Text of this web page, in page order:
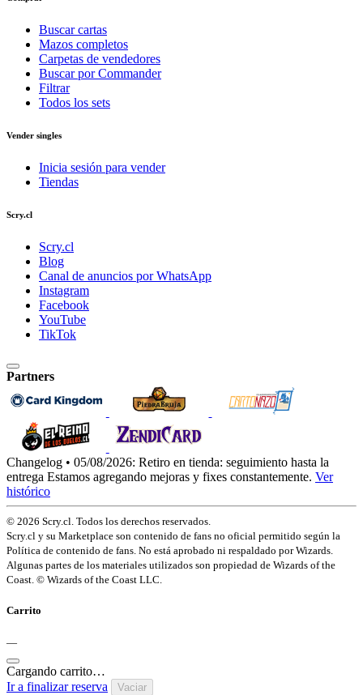
Buscar cartas
Mazos completos
Carpetas de vendedores
Buscar por Commander
Filtrar
Todos los sets
Vender singles
Inicia sesión para vender
Tiendas
Scry.cl
Scry.cl
Blog
Canal de anuncios por WhatsApp
Instagram
Facebook
YouTube
TikTok
Partners
Changelog • 05/08/2026: Retiro en tienda: seguimiento hasta la
entrega Estamos agregando mejoras y fixes constantemente. Ver
histórico
© 2026 Scry.cl. Todos los derechos reservados.
Scry.cl y su Marketplace son contenido de fans no oficial permitido según la
Política de contenido de fans. No está aprobado ni respaldado por Wizards.
Algunas partes de los materiales utilizados son propiedad de Wizards of the
Coast. © Wizards of the Coast LLC.
Carrito
—
Cargando carrito…
Ir a finalizar reserva
Vaciar